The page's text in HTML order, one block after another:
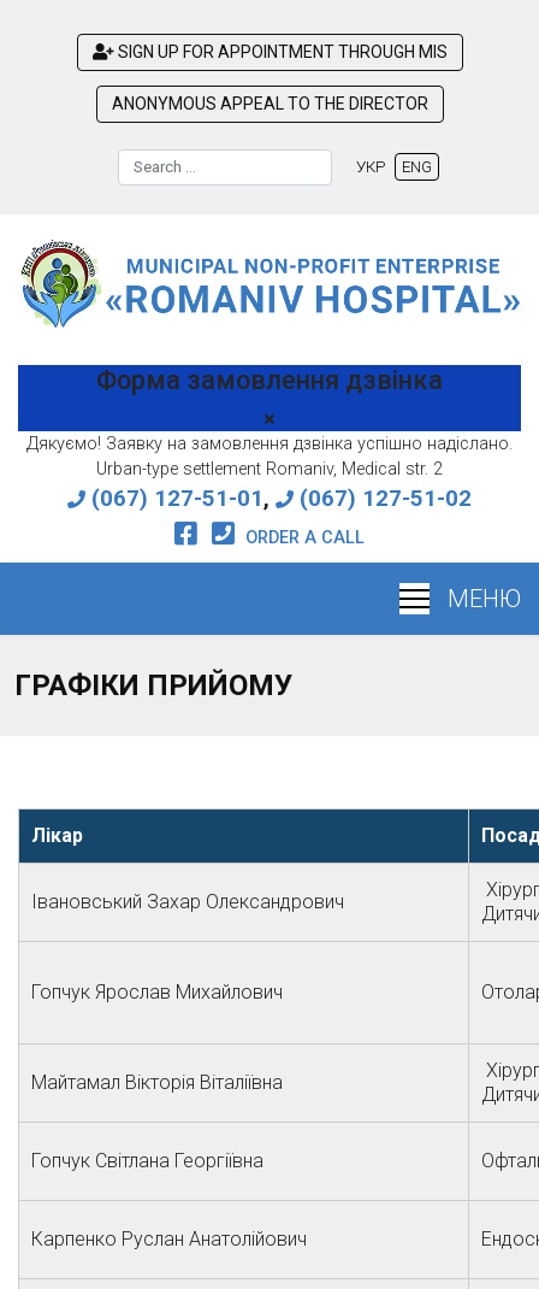
SIGN UP FOR APPOINTMENT THROUGH MIS
ANONYMOUS APPEAL TO THE DIRECTOR
Search
УКР ENG
Форма замовлення дзвінка
Дякуємо! Заявку на замовлення дзвінка успішно надіслано.
Urban-type settlement Romaniv, Medical str. 2
(067) 127-51-01, (067) 127-51-02
ORDER A CALL
ГРАФІКИ ПРИЙОМУ
Лікар
Івановський Захар Олександрович
Гопчук Ярослав Михайлович
Майтамал Вікторія Віталіївна
Гопчук Світлана Георгіївна
Карпенко Руслан Анатолійович